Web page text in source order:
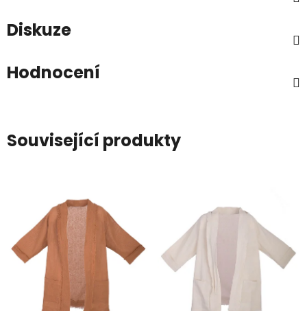
Diskuze
Hodnocení
Související produkty